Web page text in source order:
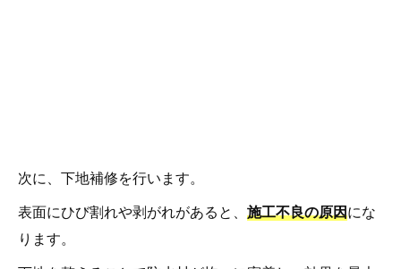
次に、下地補修を行います。
表面にひび割れや剥がれがあると、施工不良の原因にな
ります。